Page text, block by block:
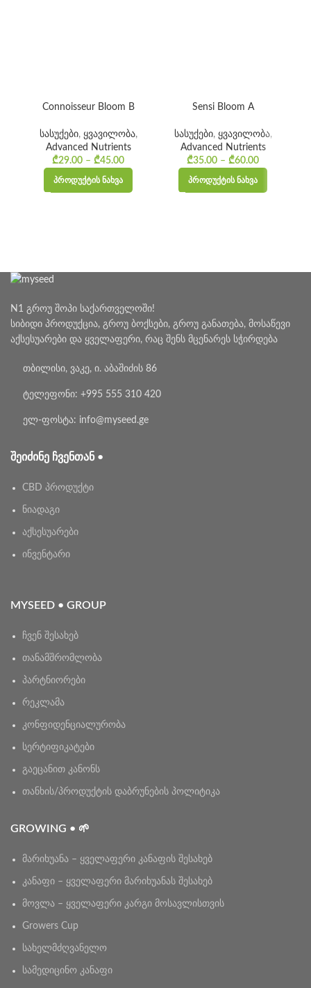
Connoisseur Bloom B
სასუქები, ყვავილობა,
Advanced Nutrients
₾29.00 – ₾45.00
ᲞᲠᲝᲓᲣᲥᲢᲘᲡ ᲜᲐᲮᲕᲐ
Sensi Bloom A
სასუქები, ყვავილობა,
Advanced Nutrients
₾35.00 – ₾60.00
ᲞᲠᲝᲓᲣᲥᲢᲘᲡ ᲜᲐᲮᲕᲐ
N1 გროუ შოპი საქართველოში!
სიბიდი პროდუქცია, გროუ ბოქსები, გროუ განათება, მოსაწევი
აქსესუარები და ყველაფერი, რაც შენს მცენარეს სჭირდება
თბილისი, ვაკე, ი. აბაშიძის 86
ტელეფონი: +995 555 310 420
ელ-ფოსტა: info@myseed.ge
ᲨᲔᲘᲫᲘᲜᲔ ᲩᲕᲔᲜᲗᲐᲜ •
CBD პროდუქტი
ნიადაგი
აქსესუარები
ინვენტარი
MYSEED • GROUP
ჩვენ შესახებ
თანამშრომლობა
პარტნიორები
რეკლამა
კონფიდენციალურობა
სერტიფიკატები
გაეცანით კანონს
თანხის/პროდუქტის დაბრუნების პოლიტიკა
GROWING • 🌱
მარიხუანა – ყველაფერი კანაფის შესახებ
კანაფი – ყველაფერი მარიხუანას შესახებ
მოვლა – ყველაფერი კარგი მოსავლისთვის
Growers Cup
სახელმძღვანელო
სამედიცინო კანაფი